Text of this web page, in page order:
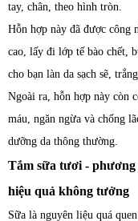
tay, chân, theo hình tròn.
Hỗn hợp này đã được công
cao, lấy đi lớp tế bào chết,
cho bạn làn da sạch sẽ,
Ngoài ra, hỗn hợp này còn
máu, ngăn ngừa và chống
dưỡng da thông thường.
Tắm sữa tươi -
hiệu quả không tưởng
Sữa là nguyên liệu quá